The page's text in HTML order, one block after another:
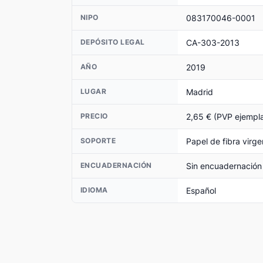
NIPO 083170046-0001
DEPÓSITO LEGAL CA-303-2013
AÑO 2019
LUGAR Madrid
PRECIO 2,65 € (PVP
SOPORTE Papel de fibra
ENCUADERNACIÓN Sin encuadernación
IDIOMA Español